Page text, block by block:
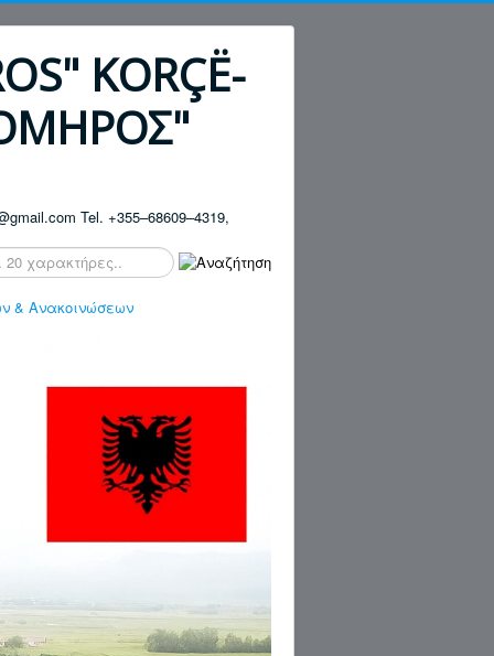
KORÇË-
Tel. +355–68609–4319,
& Ανακοινώσεων